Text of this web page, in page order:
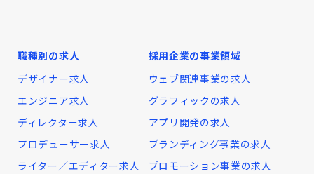
職種別の求人
デザイナー求人
エンジニア求人
ディレクター求人
プロデューサー求人
ライター／エディター求人
採用企業の事業領域
ウェブ関連事業の求人
グラフィックの求人
アプリ開発の求人
ブランディング事業の求人
プロモーション事業の求人